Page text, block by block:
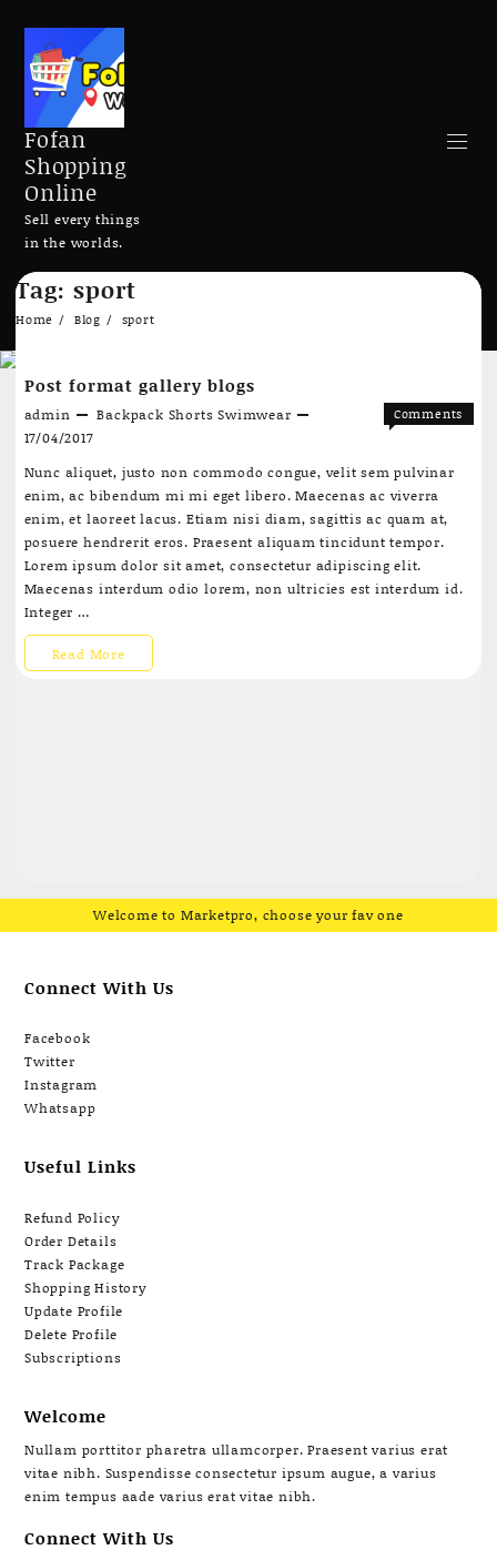
content
Fofan
Shopping
Online
Sell every things
in the worlds.
Tag: sport
Home Blog sport
Post format gallery blogs
admin Backpack Shorts Swimwear
17/04/2017
Comments
format
gallery
blogs
Nunc aliquet, justo non commodo congue, velit sem pulvinar
enim, ac bibendum mi mi eget libero. Maecenas ac viverra
enim, et laoreet lacus. Etiam nisi diam, sagittis ac quam at,
posuere hendrerit eros. Praesent aliquam tincidunt tempor.
Lorem ipsum dolor sit amet, consectetur adipiscing elit.
Maecenas interdum odio lorem, non ultricies est interdum id.
Integer …
Post
Read More
Welcome to Marketpro, choose your fav one
Connect With Us
Facebook
Twitter
Instagram
Whatsapp
Useful Links
Refund Policy
Order Details
Track Package
Shopping History
Update Profile
Delete Profile
Subscriptions
Welcome
Nullam porttitor pharetra ullamcorper. Praesent varius erat
vitae nibh. Suspendisse consectetur ipsum augue, a varius
enim tempus aade varius erat vitae nibh.
Connect With Us